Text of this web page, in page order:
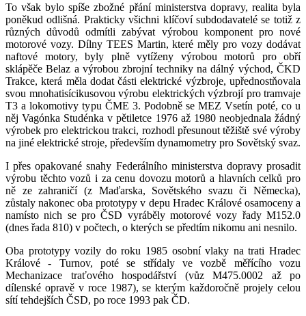
To však bylo spíše zbožné přání ministerstva dopravy, realita byla
poněkud odlišná. Prakticky všichni klíčoví subdodavatelé se totiž z
různých důvodů odmítli zabývat výrobou komponent pro nové
motorové vozy. Dílny TEES Martin, které měly pro vozy dodávat
naftové motory, byly plně vytíženy výrobou motorů pro obří
sklápěče Belaz a výrobou zbrojní techniky na dálný východ, ČKD
Trakce, která měla dodat části elektrické výzbroje, upřednostňovala
svou mnohatisícikusovou výrobu elektrických výzbrojí pro tramvaje
T3 a lokomotivy typu ČME 3. Podobně se MEZ Vsetín poté, co u
něj Vagónka Studénka v pětiletce 1976 až 1980 neobjednala žádný
výrobek pro elektrickou trakci, rozhodl přesunout těžiště své výroby
na jiné elektrické stroje, především dynamometry pro Sovětský svaz.
I přes opakované snahy Federálního ministerstva dopravy prosadit
výrobu těchto vozů i za cenu dovozu motorů a hlavních celků pro
ně ze zahraničí (z Maďarska, Sovětského svazu či Německa),
zůstaly nakonec oba prototypy v depu Hradec Králové osamoceny a
namísto nich se pro ČSD vyráběly motorové vozy řady M152.0
(dnes řada 810) v počtech, o kterých se předtím nikomu ani nesnilo.
Oba prototypy vozily do roku 1985 osobní vlaky na trati Hradec
Králové - Turnov, poté se střídaly ve vozbě měřícího vozu
Mechanizace traťového hospodářství (vůz M475.0002 až po
dílenské opravě v roce 1987), se kterým každoročně projely celou
sítí tehdejších ČSD, po roce 1993 pak ČD.